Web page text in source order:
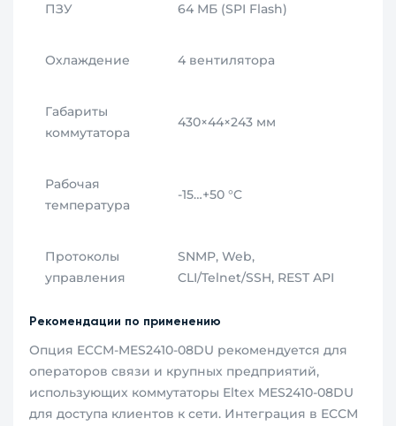
ПЗУ 64 МБ (SPI Flash)
Охлаждение 4 вентилятора
Габариты
коммутатора
430×44×243 мм
Рабочая
температура
-15…+50 °C
Протоколы
управления
SNMP, Web,
CLI/Telnet/SSH, REST API
Рекомендации по применению
Опция ECCM-MES2410-08DU рекомендуется для
операторов связи и крупных предприятий,
использующих коммутаторы Eltex MES2410-08DU
для доступа клиентов к сети. Интеграция в ECCM